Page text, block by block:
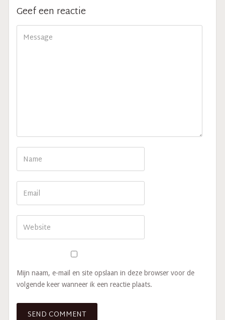
Geef een reactie
Mijn naam, e-mail en site opslaan in deze browser voor de
volgende keer wanneer ik een reactie plaats.